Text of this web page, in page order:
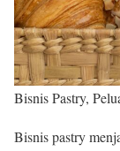
Bisnis Pastry,
Bisnis pastry